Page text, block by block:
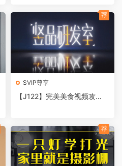
SVIP尊享
【J122】完美美食视频攻
荐
荐